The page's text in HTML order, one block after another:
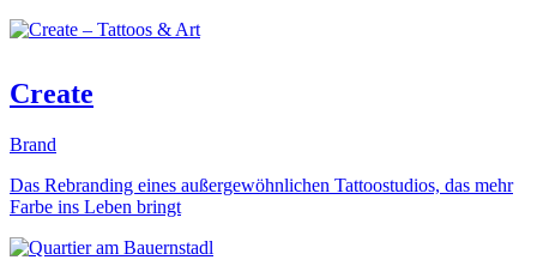
Create
Brand
Das Rebranding eines außergewöhnlichen Tattoostudios, das mehr
Farbe ins Leben bringt